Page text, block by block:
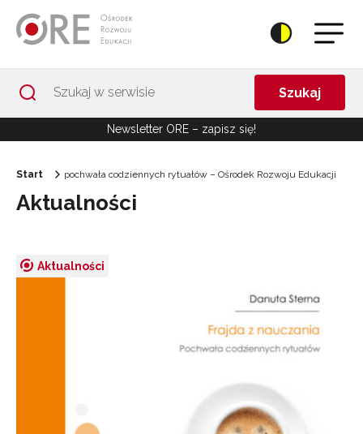
Szukaj
Newsletter ORE – zapisz się!
Start pochwała codziennych rytuałów – Ośrodek Rozwoju Edukacji
Aktualności
Aktualności